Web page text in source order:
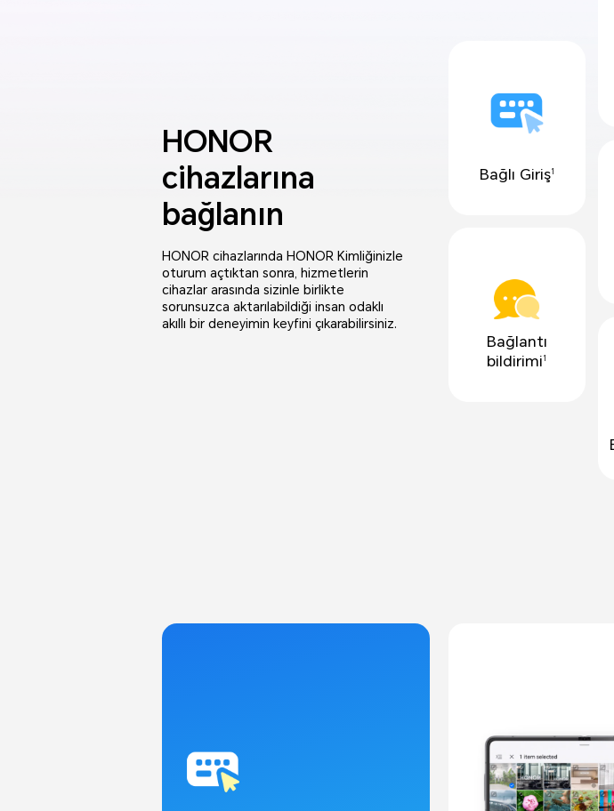
HONOR
cihazlarına
bağlanın
HONOR cihazlarında HONOR Kimliğinizle
oturum açtıktan sonra, hizmetlerin
cihazlar arasında sizinle birlikte
sorunsuzca aktarılabildiği insan odaklı
akıllı bir deneyimin keyfini çıkarabilirsiniz.
Bağlı Giriş1
Bağlantı
bildirimi 1